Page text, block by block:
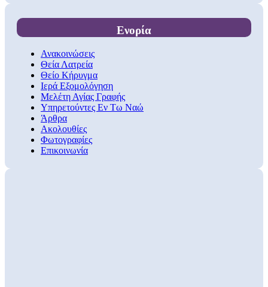
Ενορία
Ανακοινώσεις
Θεία Λατρεία
Θείο Κήρυγμα
Ιερά Εξομολόγηση
Μελέτη Αγίας Γραφής
Υπηρετούντες Εν Τω Ναώ
Άρθρα
Ακολουθίες
Φωτογραφίες
Επικοινωνία